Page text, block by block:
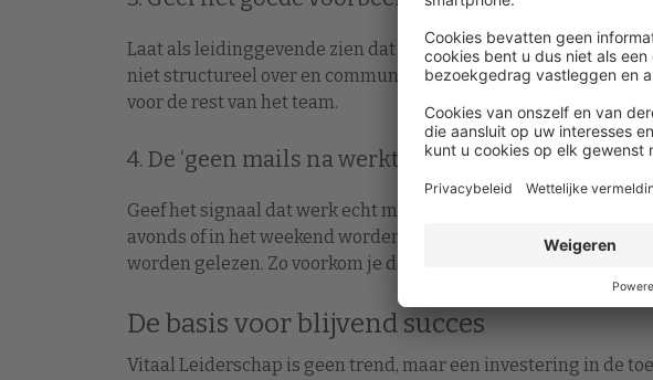
Laat als leidinggevende zien dat je zelf bewust omgaat met je
niet structureel over en communiceer open over hoe je voor
voor de rest van het team.
4. De ‘geen mails na werktijd’-afspraak
Geef het signaal dat werk echt mag stoppen na werktijd. Spreek
avonds of in het weekend worden gestuurd, standaard pas de
worden gelezen. Zo voorkom je dat mensen zich constant ‘aan’
De basis voor blijvend succes
Vitaal Leiderschap is geen trend, maar een investering in de